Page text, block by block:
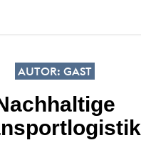
AUTOR: GAST